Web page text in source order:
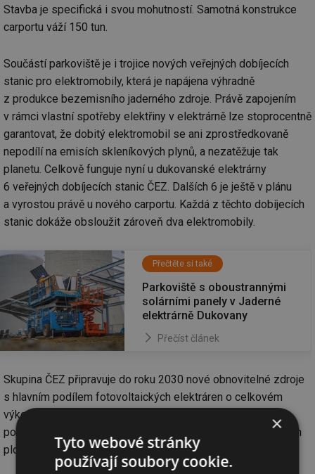
Stavba je specifická i svou mohutností. Samotná konstrukce
carportu váží 150 tun.
Součástí parkoviště je i trojice nových veřejných dobíjecích
stanic pro elektromobily, která je napájena výhradně
z produkce bezemisního jaderného zdroje. Právě zapojením
v rámci vlastní spotřeby elektřiny v elektrárně lze stoprocentně
garantovat, že dobitý elektromobil se ani zprostředkovaně
nepodílí na emisích skleníkových plynů, a nezatěžuje tak
planetu. Celkově funguje nyní u dukovanské elektrárny
6 veřejných dobíjecích stanic ČEZ. Dalších 6 je ještě v plánu
a vyrostou právě u nového carportu. Každá z těchto dobíjecích
stanic dokáže obsloužit zároveň dva elektromobily.
Přečtěte si také
Parkoviště s oboustrannými
solárními panely v Jaderné
elektrárně Dukovany
Přečíst článek
Skupina ČEZ připravuje do roku 2030 nové obnovitelné zdroje
s hlavním podílem fotovoltaických elektráren o celkovém
výkonu až 6 000 MW. Vzniknou na brownfieldech, na
pozemcích bývalých dolů, na znehodnocených průmyslových
plochách a na půdách nízkých bonit.
×
Tyto webové stránky
používají soubory cookie.